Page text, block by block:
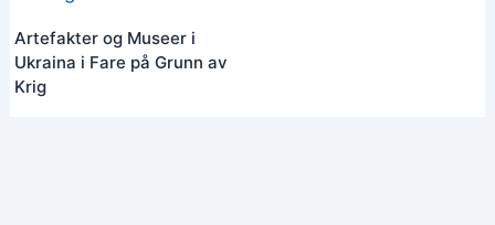
Artefakter og Museer i
Ukraina i Fare på Grunn av
Krig